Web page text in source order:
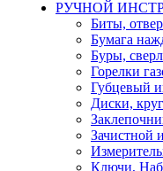
РУЧНОЙ
Биты,
Бумага
Буры,
Горелки
Губцевый
Диски,
Зачистной
Ключи,